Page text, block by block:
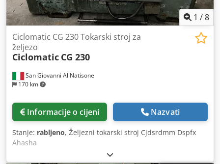
1 /8
San Giovanni Al Natisone
170 km
Ciclomatic CG 230 Tokarski stroj za
željezo
Ciclomatic CG 230
Informacije o cijeni Nazvati
Stanje: rabljeno, Željezni tokarski stroj Cjdsrdmm Dspfx
Ahasha